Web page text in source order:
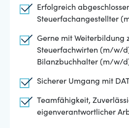
Erfolgreich
Steuerfachangestellter
Gerne mit Weiterbildung
Steuerfachwirten (m/w/
Bilanzbuchhalter (m/w/
Sicherer Umgang mit
Teamfähigkeit,
eigenverantwortlicher